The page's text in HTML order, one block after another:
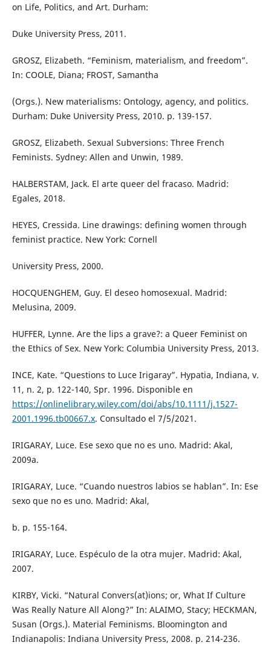
on Life, Politics, and Art. Durham:
Duke University Press, 2011.
GROSZ, Elizabeth. “Feminism, materialism, and freedom”.
In: COOLE, Diana; FROST, Samantha
(Orgs.). New materialisms: Ontology, agency, and politics.
Durham: Duke University Press, 2010. p. 139-157.
GROSZ, Elizabeth. Sexual Subversions: Three French
Feminists. Sydney: Allen and Unwin, 1989.
HALBERSTAM, Jack. El arte queer del fracaso. Madrid:
Egales, 2018.
HEYES, Cressida. Line drawings: defining women through
feminist practice. New York: Cornell
University Press, 2000.
HOCQUENGHEM, Guy. El deseo homosexual. Madrid:
Melusina, 2009.
HUFFER, Lynne. Are the lips a grave?: a Queer Feminist on
the Ethics of Sex. New York: Columbia University Press, 2013.
INCE, Kate. “Questions to Luce Irigaray”. Hypatia, Indiana, v.
11, n. 2, p. 122-140, Spr. 1996. Disponible en
https://onlinelibrary.wiley.com/doi/abs/10.1111/j.1527-
2001.1996.tb00667.x. Consultado el 7/5/2021.
IRIGARAY, Luce. Ese sexo que no es uno. Madrid: Akal,
2009a.
IRIGARAY, Luce. “Cuando nuestros labios se hablan”. In: Ese
sexo que no es uno. Madrid: Akal,
b. p. 155-164.
IRIGARAY, Luce. Espéculo de la otra mujer. Madrid: Akal,
2007.
KIRBY, Vicki. “Natural Convers(at)ions; or, What If Culture
Was Really Nature All Along?” In: ALAIMO, Stacy; HECKMAN,
Susan (Orgs.). Material Feminisms. Bloomington and
Indianapolis: Indiana University Press, 2008. p. 214-236.